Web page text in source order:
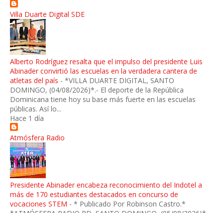
Villa Duarte Digital SDE
Alberto Rodríguez resalta que el impulso del presidente Luis
Abinader convirtió las escuelas en la verdadera cantera de
atletas del país - *VILLA DUARTE DIGITAL, SANTO
DOMINGO, (04/08/2026)*.- El deporte de la República
Dominicana tiene hoy su base más fuerte en las escuelas
públicas. Así lo...
Hace 1 día
Atmósfera Radio
Presidente Abinader encabeza reconocimiento del Indotel a
más de 170 estudiantes destacados en concurso de
vocaciones STEM - * Publicado Por Robinson Castro.*